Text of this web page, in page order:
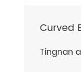
Curved
Tingnan